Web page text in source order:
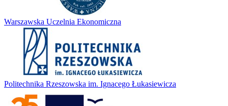
Warszawska Uczelnia Ekonomiczna
Politechnika Rzeszowska im. Ignacego Łukasiewicza